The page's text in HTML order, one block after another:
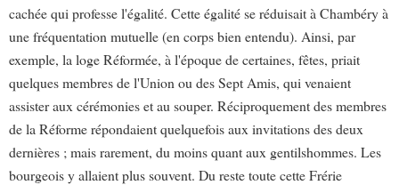
cachée qui professe l'égalité. Cette égalité se réduisait à Chambéry à
une fréquentation mutuelle (en corps bien entendu). Ainsi, par
exemple, la loge Réformée, à l'époque de certaines, fêtes, priait
quelques membres de l'Union ou des Sept Amis, qui venaient
assister aux cérémonies et au souper. Réciproquement des membres
de la Réforme répondaient quelquefois aux invitations des deux
dernières ; mais rarement, du moins quant aux gentilshommes. Les
bourgeois y allaient plus souvent. Du reste toute cette Frérie